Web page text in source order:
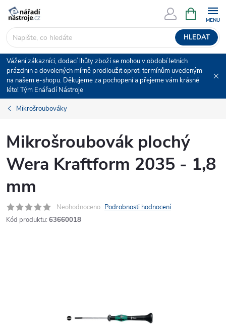
Přejít
obsah
HLEDAT
NÁKUPNÍ
KOŠÍK
Vážení zákazníci, dodací lhůty zboží se mohou v období letních
prázdnin a dovolených mírně prodloužit oproti termínům uvedeným
na našem e-shopu. Děkujeme za pochopení a přejeme vám krásné
léto! Tým Enářadí Nástroje
Mikrošroubováky
Mikrošroubovák plochý
Wera Kraftform 2035 - 1,8
mm
Neohodnoceno Podrobnosti hodnocení
Kód produktu: 63660018